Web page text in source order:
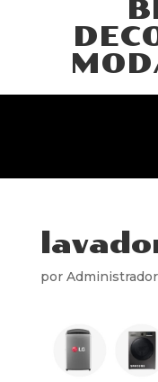
por Administrador